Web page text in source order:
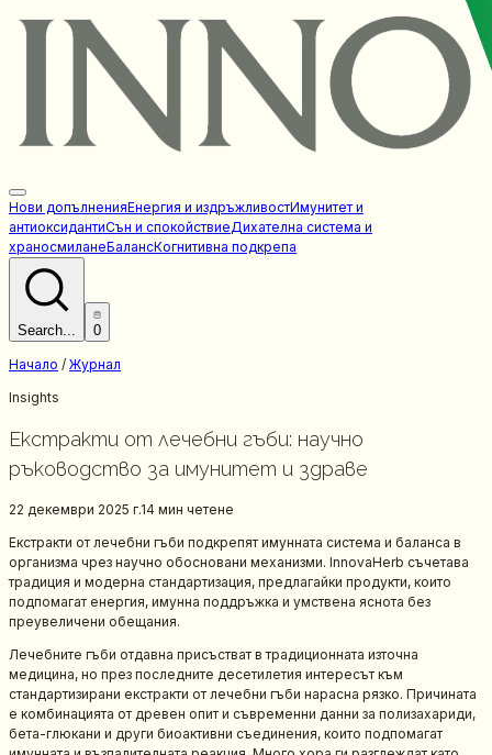
Нови допълненияЕнергия и издръжливостИмунитет и
антиоксидантиСън и спокойствиеДихателна система и
храносмиланеБалансКогнитивна подкрепа
Search... 0
Начало / Журнал
Insights
Екстракти от лечебни гъби: научно
ръководство за имунитет и здраве
22 декември 2025 г.14 мин четене
Екстракти от лечебни гъби подкрепят имунната система и баланса в
организма чрез научно обосновани механизми. InnovaHerb съчетава
традиция и модерна стандартизация, предлагайки продукти, които
подпомагат енергия, имунна поддръжка и умствена яснота без
преувеличени обещания.
Лечебните гъби отдавна присъстват в традиционната източна
медицина, но през последните десетилетия интересът към
стандартизирани екстракти от лечебни гъби нарасна рязко. Причината
е комбинацията от древен опит и съвременни данни за полизахариди,
бета-глюкани и други биоактивни съединения, които подпомагат